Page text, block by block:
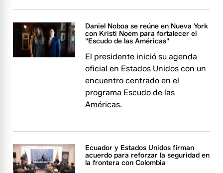
Daniel Noboa se reúne en Nueva York
con Kristi Noem para fortalecer el
"Escudo de las Américas"
El presidente inició su agenda
oficial en Estados Unidos con un
encuentro centrado en el
programa Escudo de las
Américas.
Ecuador y Estados Unidos firman
acuerdo para reforzar la seguridad en
la frontera con Colombia